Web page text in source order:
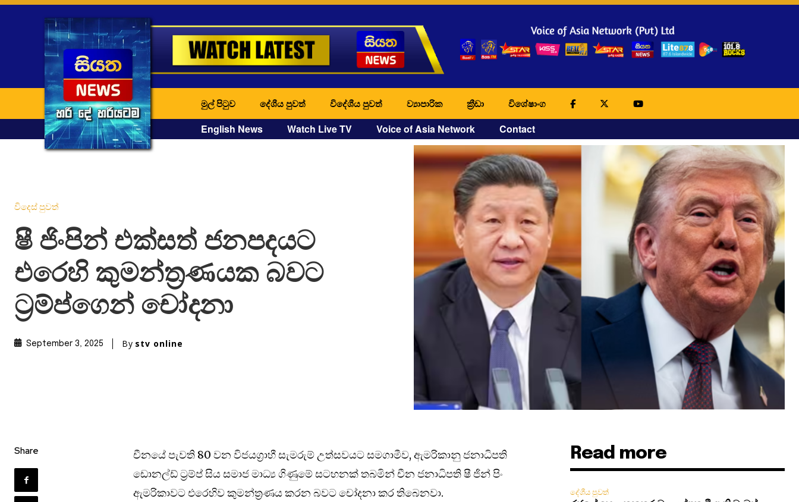
මුල් පිටුව දේශීය පුවත් විදේශීය පුවත් ව්‍යාපාරික ක්‍රීඩා විශේෂාංග
English News Watch Live TV Voice of Asia Network Contact
විදෙස් පුවත්
ෂී ජිංපින් එක්සත් ජනපදයට
එරෙහි කුමන්ත්‍රණයක බවට
ට්‍රම්ප්ගෙන් චෝදනා
September 3, 2025 By stv online
Share
චීනයේ පැවති 80 වන විජයග්‍රාහී සැමරුම් උත්සවයට සමගාමීව, ඇමරිකානු ජනාධිපති
ඩොනල්ඩ් ට්‍රම්ප් සිය සමාජ මාධ්‍ය ගිණුමේ සටහනක් තබමින් චීන ජනාධිපති ෂී ජින් පිං
ඇමරිකාවට එරෙහිව කුමන්ත්‍රණය කරන බවට චෝදනා කර තිබෙනවා.
Read more
දේශීය පුවත්